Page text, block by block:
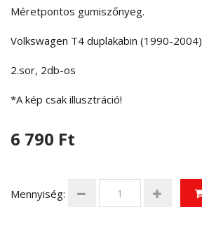
Méretpontos gumiszőnyeg.
Volkswagen T4 duplakabin (1990-2004)
2.sor, 2db-os
*A kép csak illusztráció!
6 790 Ft
Mennyiség: